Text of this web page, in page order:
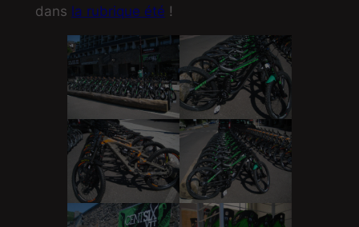
dans la rubrique été !